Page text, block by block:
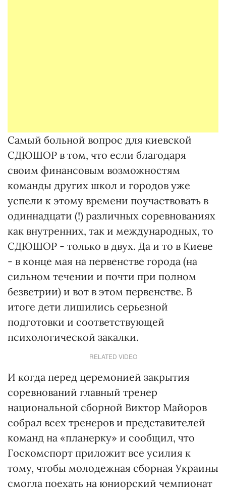
Самый больной вопрос для киевской
СДЮШОР в том, что если благодаря
своим финансовым возможностям
команды других школ и городов уже
успели к этому времени поучаствовать в
одиннадцати (!) различных соревнованиях
как внутренних, так и международных, то
СДЮШОР - только в двух. Да и то в Киеве
- в конце мая на первенстве города (на
сильном течении и почти при полном
безветрии) и вот в этом первенстве. В
итоге дети лишились серьезной
подготовки и соответствующей
психологической закалки.
RELATED VIDEO
И когда перед церемонией закрытия
соревнований главный тренер
национальной сборной Виктор Майоров
собрал всех тренеров и представителей
команд на «планерку» и сообщил, что
Госкомспорт приложит все усилия к
тому, чтобы молодежная сборная Украины
смогла поехать на юниорский чемпионат